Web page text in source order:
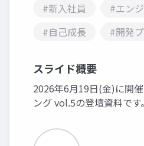
#新入社員
#エン
#自己成長
#開発
スライド概要
2026年6月19日(金)に開
ング vol.5の登壇資料です。